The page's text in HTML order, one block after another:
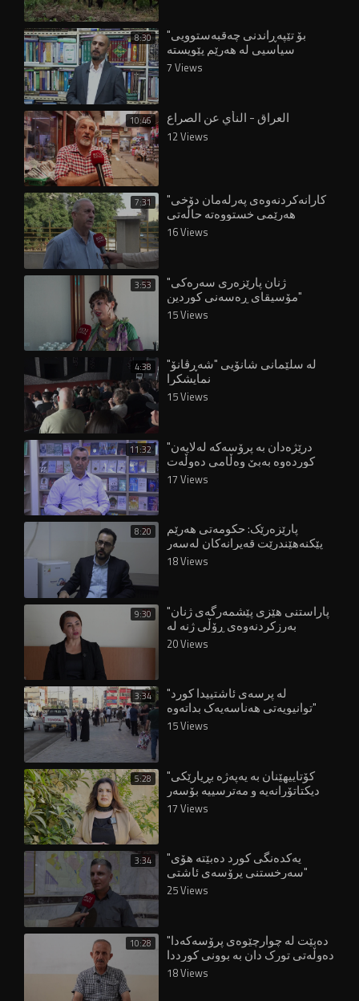
8:30 "بۆ تێپەڕاندنی چەقبەستوویی
سیاسیی لە هەرێم پێویستە
7 Views
10:46 العراق - النأي عن الصراع
12 Views
7:31 "کارانەکردنەوەی پەرلەمان دۆخی
هەرێمی خستووەتە حاڵەتی
16 Views
3:53 "ژنان پارێزەری سەرەکی
مۆسیقای ڕەسەنی کوردین"
15 Views
4:38 لە سلێمانی شانۆیی "شەڕڤانۆ"
نمایشکرا
15 Views
11:32 "درێژەدان بە پرۆسەکە لەلایەن
کوردەوە بەبێ وەڵامی دەوڵەت
قورسە"
17 Views
8:20 پارێزەرێک: حکومەتی هەرێم
پێکنەهێندرێت قەیرانەکان لەسەر
هاووڵاتییان زیاتر دەبن" 18 Views
9:30 "پاراستنی هێزی پێشمەرگەی ژنان
بەرزکردنەوەی ڕۆڵی ژنە لە
دامەزراوە ئەمنییەکاندا" 20 Views
3:34 "لە پرسەی ئاشتییدا کورد
توانیویەتی هەناسەیەک بداتەوە"
15 Views
5:28 "کۆتاییهێنان بە یەپەژە بڕیارێکی
دیکتاتۆرانەیە و مەترسییە بۆسەر
17 Views
3:34 "یەکدەنگی کورد دەبێتە هۆی
سەرخستنی پرۆسەی ئاشتی"
25 Views
10:28 "دەبێت لە چوارچێوەی پرۆسەکەدا
دەوڵەتی تورک دان بە بوونی کورددا
بنێت"
18 Views